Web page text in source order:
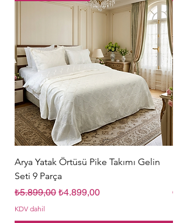
Arya Yatak Örtüsü Pike Takımı Gelin
Seti 9 Parça
Normal Fiyat
₺5.899,00 İndirimli Fiyat
₺4.899,00
KDV dahil